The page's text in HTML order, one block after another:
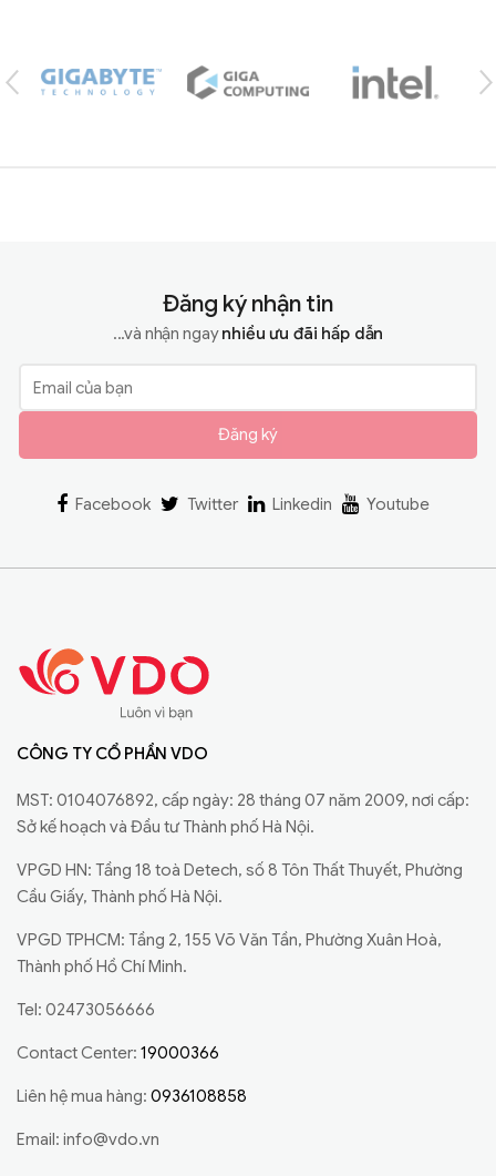
Đăng ký nhận tin
...và nhận ngaynhiều ưu đãi hấp dẫn
Đăng ký
Facebook Twitter Linkedin Youtube
CÔNG TY CỔ PHẦN VDO
MST: 0104076892, cấp ngày: 28 tháng 07 năm 2009, nơi cấp:
Sở kế hoạch và Đầu tư Thành phố Hà Nội.
VPGD HN: Tầng 18 toà Detech, số 8 Tôn Thất Thuyết, Phường
Cầu Giấy, Thành phố Hà Nội.
VPGD TPHCM: Tầng 2, 155 Võ Văn Tần, Phường Xuân Hoà,
Thành phố Hồ Chí Minh.
Tel: 02473056666
Contact Center: 19000366
Liên hệ mua hàng: 0936108858
Email: info@vdo.vn